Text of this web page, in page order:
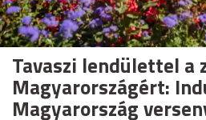
Tavaszi lendülettel a
Magyarországért:
Magyarország